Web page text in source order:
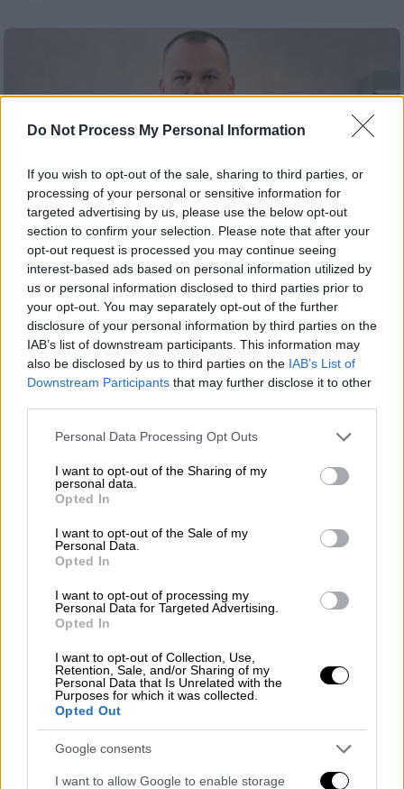
Do Not Process My Personal Information
If you wish to opt-out of the sale, sharing to third parties, or
processing of your personal or sensitive information for
targeted advertising by us, please use the below opt-out
section to confirm your selection. Please note that after your
opt-out request is processed you may continue seeing
interest-based ads based on personal information utilized by
us or personal information disclosed to third parties prior to
your opt-out. You may separately opt-out of the further
disclosure of your personal information by third parties on the
IAB’s list of downstream participants. This information may
also be disclosed by us to third parties on the IAB’s List of
Downstream Participants that may further disclose it to other
Please note that this website/app uses one or more Google
not limited to your visit or usage behaviour. You may click to
grant or deny consent to Google and its third-party tags to
use your data for below specified purposes in below Google
consent section.
Personal Data Processing Opt Outs
I want to opt-out of the Sharing of my
personal data.
Opted In
I want to opt-out of the Sale of my
Personal Data.
Opted In
I want to opt-out of processing my
Personal Data for Targeted Advertising.
Opted In
I want to opt-out of Collection, Use,
Retention, Sale, and/or Sharing of my
Personal Data that Is Unrelated with the
Purposes for which it was collected.
Opted Out
Google consents
I want to allow Google to enable storage
Τηλεόραση|09.11.2022 01:30
Δημήτρης Σκαρμούτσος: Ο γνωστός σεφ
έρχεται στον ΣΚΑΪ με την εκπομπή
«Γειτονιές στο πιάτο»
τα προϊόντα της, ο Δημήτρης Σκαρμούτσος
θα μαγειρεύει δύο λαχταριστές και
πρωτότυπες συνταγές φέρνοντας και επί
της ουσίας τις Γειτονιές Στο Πιάτο!